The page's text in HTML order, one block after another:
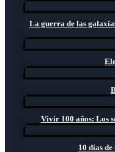
La guerra de las
Vivir 100 años: Los
10 días